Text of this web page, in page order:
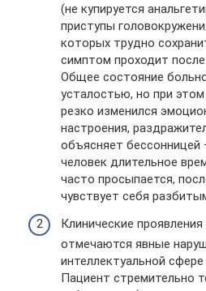
(не купируется
приступы
которых трудно
симптом проходит
Общее состояние
усталостью, но при
резко изменился
настроения,
объясняет бессонницей
человек длительное
часто просыпается,
чувствует себя
Клинические
отмечаются явные
интеллектуальной
Пациент стремительно